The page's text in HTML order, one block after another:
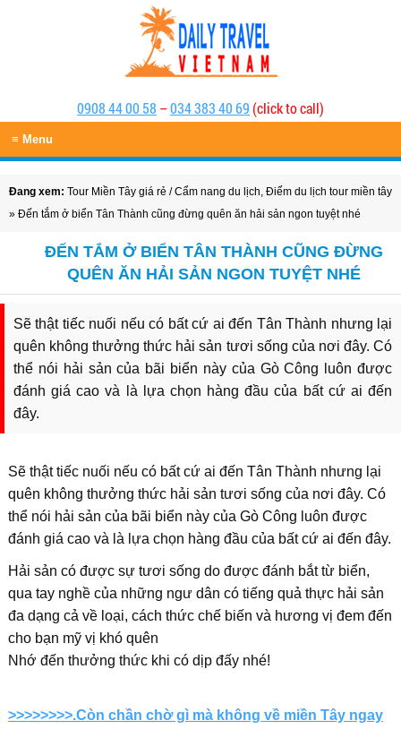
0908 44 00 58 –034 383 40 69 (click to call)
≡ Menu
Đang xem: Tour Miền Tây giá rẻ /Cẩm nang du lịch, Điểm du lịch tour miền tây
» Đến tắm ở biển Tân Thành cũng đừng quên ăn hải sản ngon tuyệt nhé
ĐẾN TẮM Ở BIỂN TÂN THÀNH CŨNG ĐỪNG
QUÊN ĂN HẢI SẢN NGON TUYỆT NHÉ
Sẽ thật tiếc nuối nếu có bất cứ ai đến Tân Thành nhưng lại
quên không thưởng thức hải sản tươi sống của nơi đây. Có
thể nói hải sản của bãi biển này của Gò Công luôn được
đánh giá cao và là lựa chọn hàng đầu của bất cứ ai đến
đây.
Sẽ thật tiếc nuối nếu có bất cứ ai đến Tân Thành nhưng lại
quên không thưởng thức hải sản tươi sống của nơi đây. Có
thể nói hải sản của bãi biển này của Gò Công luôn được
đánh giá cao và là lựa chọn hàng đầu của bất cứ ai đến đây.
Hải sản có được sự tươi sống do được đánh bắt từ biển,
qua tay nghề của những ngư dân có tiếng quả thực hải sản
đa dạng cả về loại, cách thức chế biến và hương vị đem đến
cho bạn mỹ vị khó quên
Nhớ đến thưởng thức khi có dịp đấy nhé!
>>>>>>>>.Còn chần chờ gì mà không về miền Tây ngay